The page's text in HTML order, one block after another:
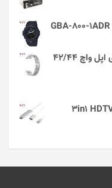
بند طرح Diamond کد i1012 مناسب برای اپل واچ 42/44